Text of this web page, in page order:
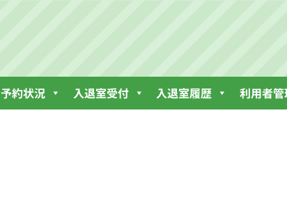
予約状況 入退室受付 入退室履歴 利用者管